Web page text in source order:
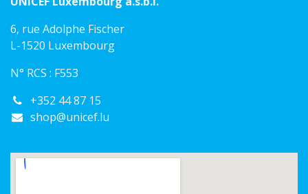
6, rue Adolphe Fischer
L-1520 Luxembourg
N° RCS : F553
+352 44 87 15
shop@unicef.lu